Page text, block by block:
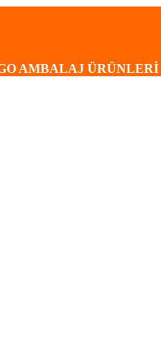
AMBALAJ ÜRÜNLERİ